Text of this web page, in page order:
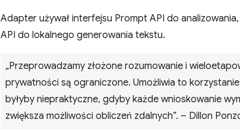
Adapter używał interfejsu Prompt API do
API do lokalnego generowania tekstu.
„Przeprowadzamy złożone rozumowanie i
prywatności są ograniczone. Umożliwia to
byłyby niepraktyczne, gdyby każde wnioskowanie
zwiększa możliwości obliczeń zdalnych”. – Dillon